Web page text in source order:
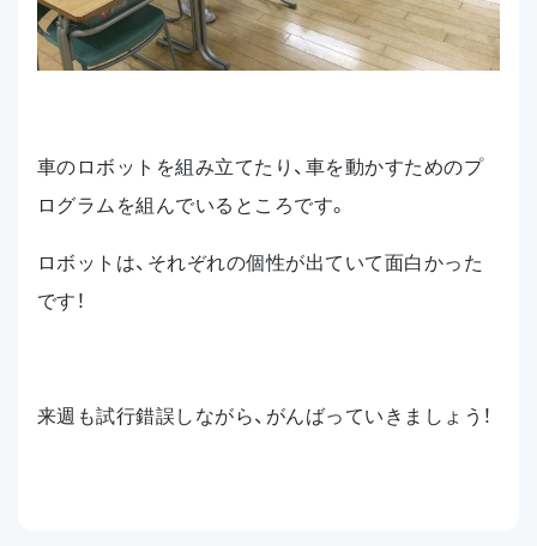
車のロボットを組み立てたり、車を動かすためのプ
ログラムを組んでいるところです。
ロボットは、それぞれの個性が出ていて面白かった
です！
来週も試行錯誤しながら、がんばっていきましょう！